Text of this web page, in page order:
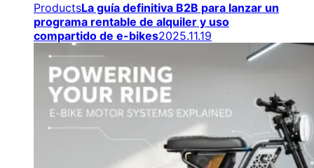
ProductsLa guía definitiva B2B para lanzar un
programa rentable de alquiler y uso
compartido de e-bikes2025.11.19